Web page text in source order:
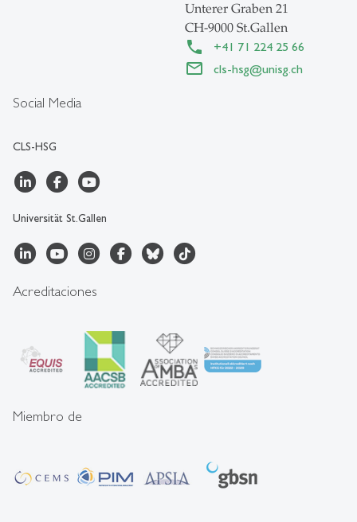
Social Media
CLS-HSG
Universität St.Gallen
Unterer Graben 21
CH-9000 St.Gallen
+41 71 224 25 66
cls-hsg@unisg.ch
Acreditaciones
Miembro de